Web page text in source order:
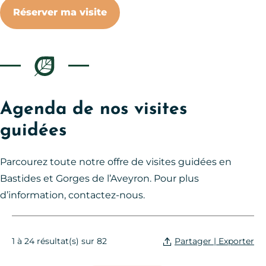
Réserver ma visite
Agenda de nos visites
guidées
Parcourez toute notre offre de visites guidées en
Bastides et Gorges de l’Aveyron. Pour plus
d’information, contactez-nous.
1 à 24 résultat(s) sur 82 Partager | Exporter